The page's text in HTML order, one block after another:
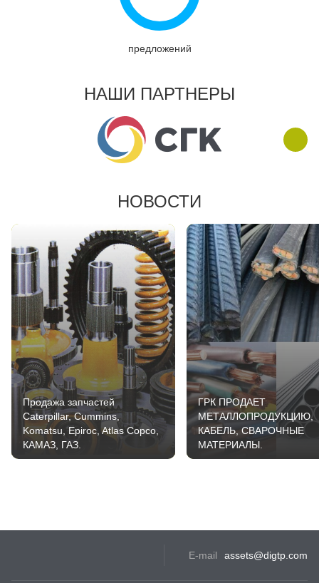
предложений
НАШИ ПАРТНЕРЫ
НОВОСТИ
Продажа запчастей
Caterpillar, Cummins,
Komatsu, Epiroc, Atlas Copco,
КАМАЗ, ГАЗ.
ГРК ПРОДАЕТ
МЕТАЛЛОПРОДУКЦИЮ,
КАБЕЛЬ, СВАРОЧНЫЕ
МАТЕРИАЛЫ.
E-mail assets@digtp.com